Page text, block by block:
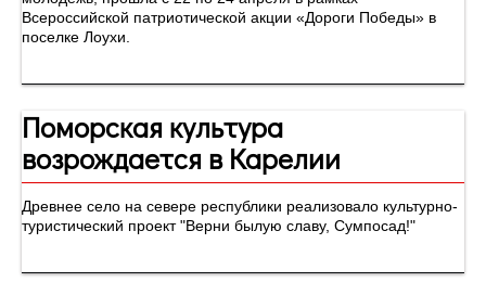
Всероссийской патриотической акции «Дороги Победы» в
поселке Лоухи.
Поморская культура
возрождается в Карелии
Древнее село на севере республики реализовало культурно-
туристический проект "Верни былую славу, Сумпосад!"